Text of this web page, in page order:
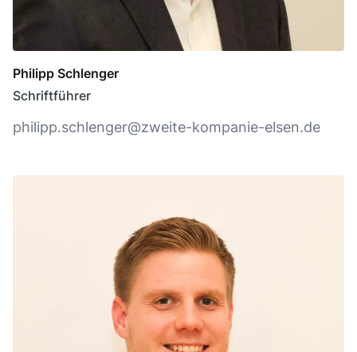
Philipp Schlenger
Schriftführer
philipp.schlenger@zweite-kompanie-elsen.de